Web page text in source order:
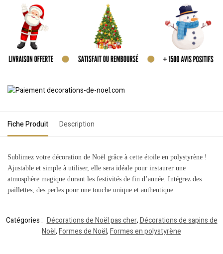
Fiche Produit Description
Sublimez votre décoration de Noël grâce à cette étoile en polystyrène !
Ajustable et simple à utiliser, elle sera idéale pour instaurer une
atmosphère magique durant les festivités de fin d’année. Intégrez des
paillettes, des perles pour une touche unique et authentique.
Catégories : Décorations de Noël pas cher,Décorations de sapins de
Noël,Formes de Noël,Formes en polystyrène